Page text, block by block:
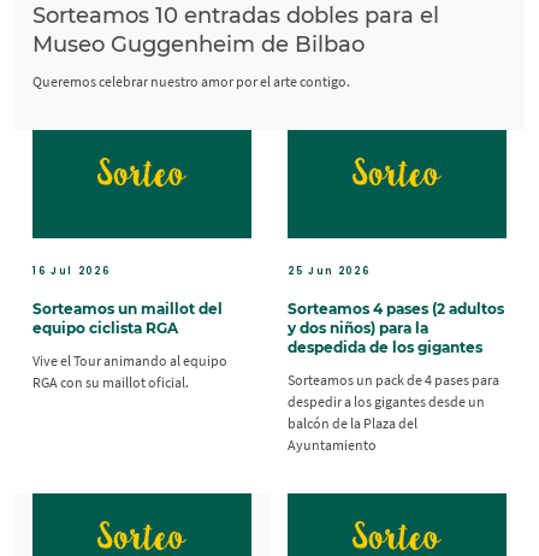
Sorteamos 10 entradas dobles para el
Museo Guggenheim de Bilbao
Queremos celebrar nuestro amor por el arte contigo.
16 Jul 2026
Sorteamos un maillot del
equipo ciclista RGA
Vive el Tour animando al equipo
RGA con su maillot oficial.
25 Jun 2026
Sorteamos 4 pases (2 adultos
y dos niños) para la
despedida de los gigantes
Sorteamos un pack de 4 pases para
despedir a los gigantes desde un
balcón de la Plaza del
Ayuntamiento